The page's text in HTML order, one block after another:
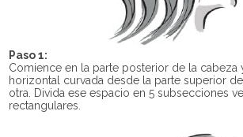
Paso 1:
Comience en la parte posterior de la cabeza
horizontal curvada desde la parte superior
otra. Divida ese espacio en 5 subsecciones
rectangulares.